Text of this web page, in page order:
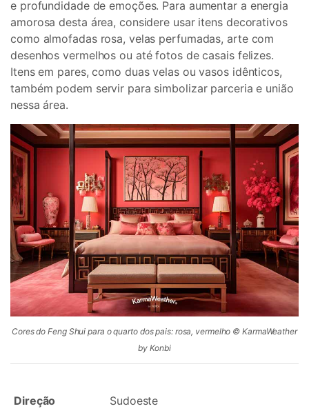
e profundidade de emoções. Para aumentar a energia
amorosa desta área, considere usar itens decorativos
como almofadas rosa, velas perfumadas, arte com
desenhos vermelhos ou até fotos de casais felizes.
Itens em pares, como duas velas ou vasos idênticos,
também podem servir para simbolizar parceria e união
nessa área.
Cores do Feng Shui para o quarto dos pais: rosa, vermelho © KarmaWeather
by Konbi
Direção
Sudoeste